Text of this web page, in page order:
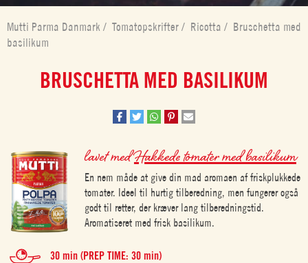
Mutti Parma Danmark / Tomatopskrifter / Ricotta / Bruschetta med
basilikum
BRUSCHETTA MED BASILIKUM
lavet medHakkede tomater med basilikum
En nem måde at give din mad aromaen af friskplukkede
tomater. Ideel til hurtig tilberedning, men fungerer også
godt til retter, der kræver lang tilberedningstid.
Aromatiseret med frisk basilikum.
30 min (PREP TIME: 30 min)